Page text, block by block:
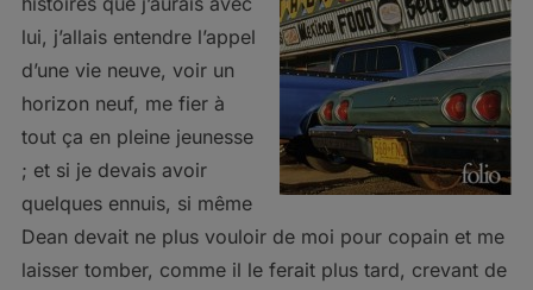
lui, j’allais entendre l’appel
d’une vie neuve, voir un
horizon neuf, me fier à
tout ça en pleine jeunesse
; et si je devais avoir
quelques ennuis, si même
Dean devait ne plus vouloir de moi pour copain et me
laisser tomber, comme il le ferait plus tard, crevant de